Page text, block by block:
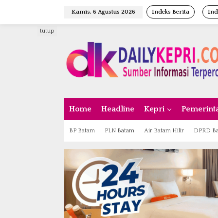
w
Kamis, 6 Agustus 2026 Indeks Berita
Home Headline Kepri
BP Batam PLN Batam Air Batam Hilir DPRD
tutup